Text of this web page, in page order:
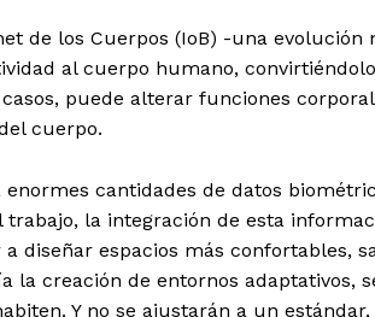
de los Cuerpos (IoB) -una evolución
al cuerpo humano,
puede alterar funciones
cuerpo.
cantidades de datos
la integración de esta
diseñar espacios más confortables,
creación de entornos adaptativos,
Y no se ajustarán a un estándar,